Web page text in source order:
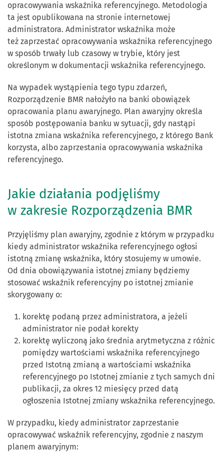
opracowywania wskaźnika referencyjnego. Metodologia
ta jest opublikowana na stronie internetowej
administratora. Administrator wskaźnika może
też zaprzestać opracowywania wskaźnika referencyjnego
w sposób trwały lub czasowy w trybie, który jest
określonym w dokumentacji wskaźnika referencyjnego.
Na wypadek wystąpienia tego typu zdarzeń,
Rozporządzenie BMR nałożyło na banki obowiązek
opracowania planu awaryjnego. Plan awaryjny określa
sposób postępowania banku w sytuacji, gdy nastąpi
istotna zmiana wskaźnika referencyjnego, z którego Bank
korzysta, albo zaprzestania opracowywania wskaźnika
referencyjnego.
Jakie działania podjęliśmy
w zakresie Rozporządzenia BMR
Przyjęliśmy plan awaryjny, zgodnie z którym w przypadku
kiedy administrator wskaźnika referencyjnego ogłosi
istotną zmianę wskaźnika, który stosujemy w umowie.
Od dnia obowiązywania istotnej zmiany będziemy
stosować wskaźnik referencyjny po istotnej zmianie
skorygowany o:
korektę podaną przez administratora, a jeżeli
administrator nie podał korekty
korektę wyliczoną jako średnia arytmetyczna z różnic
pomiędzy wartościami wskaźnika referencyjnego
przed Istotną zmianą a wartościami wskaźnika
referencyjnego po Istotnej zmianie z tych samych dni
publikacji, za okres 12 miesięcy przed datą
ogłoszenia Istotnej zmiany wskaźnika referencyjnego.
W przypadku, kiedy administrator zaprzestanie
opracowywać wskaźnik referencyjny, zgodnie z naszym
planem awaryjnym: